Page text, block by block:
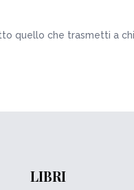
quello che trasmetti a
LIBRI